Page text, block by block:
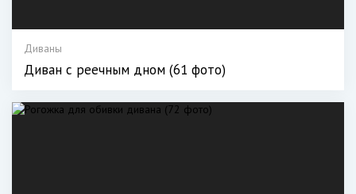
Диваны
Диван с реечным дном (61 фото)